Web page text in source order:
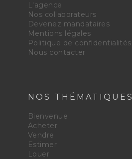
L'agence
Nos collaborateurs
Devenez mandataires
Mentions légales
Politique de confidentialités
Nous contacter
NOS THÉMATIQUES
Bienvenue
Acheter
Vendre
Estimer
Louer